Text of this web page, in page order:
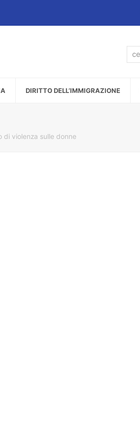
DIRITTO DELL’IMMIGRAZIONE
di violenza sulle donne